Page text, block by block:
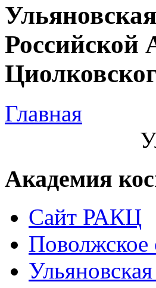
Российской
Главная
Академия
Сайт РАКЦ